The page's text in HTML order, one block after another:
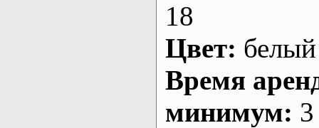
18
Цвет: белый
Время
минимум: